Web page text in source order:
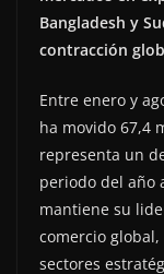
Bangladesh y
contracción
Entre enero y
ha movido 67,4
representa un
periodo del año
mantiene su
comercio
sectores